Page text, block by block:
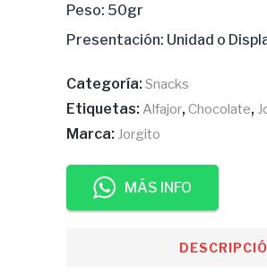
Peso: 50gr
Presentación: Unidad o
Categoría: Snacks
Etiquetas: Alfajor, Chocolate,
Marca: Jorgito
MÁS INFO